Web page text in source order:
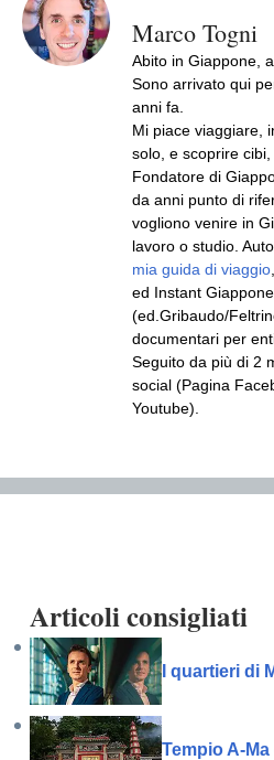
Articoli consigliati
I quartieri di
Tempio A-
Marco Togni
Abito in Giappone,
Sono arrivato qui
anni fa.
Mi piace viaggiare,
solo, e scoprire cibi,
Fondatore di
da anni punto di
vogliono venire in
lavoro o studio.
mia guida di viaggio
ed Instant
(ed.Gribaudo/
documentari per
Seguito da più di 2
social (Pagina
Youtube).